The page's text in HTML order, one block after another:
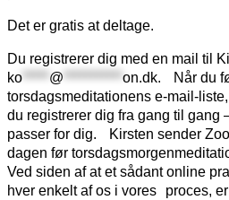
Det er gratis at deltage.
Du registrerer dig med en mail til
ko ***** @ *********** on.dk. Når du
torsdagsmeditationens e-mail-
du registrerer dig fra gang til gang
passer for dig. Kirsten sender
dagen før
Ved siden af at et sådant online
hver enkelt af os i vores proces,